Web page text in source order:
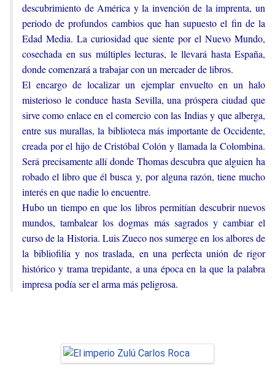
descubrimiento de América y la invención de la imprenta, un
periodo de profundos cambios que han supuesto el fin de la
Edad Media. La curiosidad que siente por el Nuevo Mundo,
cosechada en sus múltiples lecturas, le llevará hasta España,
donde comenzará a trabajar con un mercader de libros.
El encargo de localizar un ejemplar envuelto en un halo
misterioso le conduce hasta Sevilla, una próspera ciudad que
sirve como enlace en el comercio con las Indias y que alberga,
entre sus murallas, la biblioteca más importante de Occidente,
creada por el hijo de Cristóbal Colón y llamada la Colombina.
Será precisamente allí donde Thomas descubra que alguien ha
robado el libro que él busca y, por alguna razón, tiene mucho
interés en que nadie lo encuentre.
Hubo un tiempo en que los libros permitían descubrir nuevos
mundos, tambalear los dogmas más sagrados y cambiar el
curso de la Historia. Luis Zueco nos sumerge en los albores de
la bibliofilia y nos traslada, en una perfecta unión de rigor
histórico y trama trepidante, a una época en la que la palabra
impresa podía ser el arma más peligrosa.